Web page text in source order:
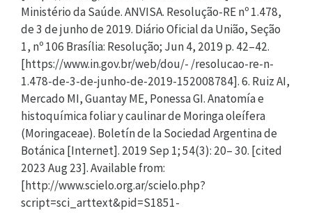
Ministério da Saúde. ANVISA. Resolução-RE nº 1.478,
de 3 de junho de 2019. Diário Oficial da União, Seção
1, nº 106 Brasília: Resolução; Jun 4, 2019 p. 42–42.
[https://www.in.gov.br/web/dou/- /resolucao-re-n-
1.478-de-3-de-junho-de-2019-152008784]. 6. Ruiz AI,
Mercado MI, Guantay ME, Ponessa GI. Anatomía e
histoquímica foliar y caulinar de Moringa oleífera
(Moringaceae). Boletín de la Sociedad Argentina de
Botánica [Internet]. 2019 Sep 1; 54(3): 20– 30. [cited
2023 Aug 23]. Available from:
[http://www.scielo.org.ar/scielo.php?
script=sci_arttext&pid=S1851-